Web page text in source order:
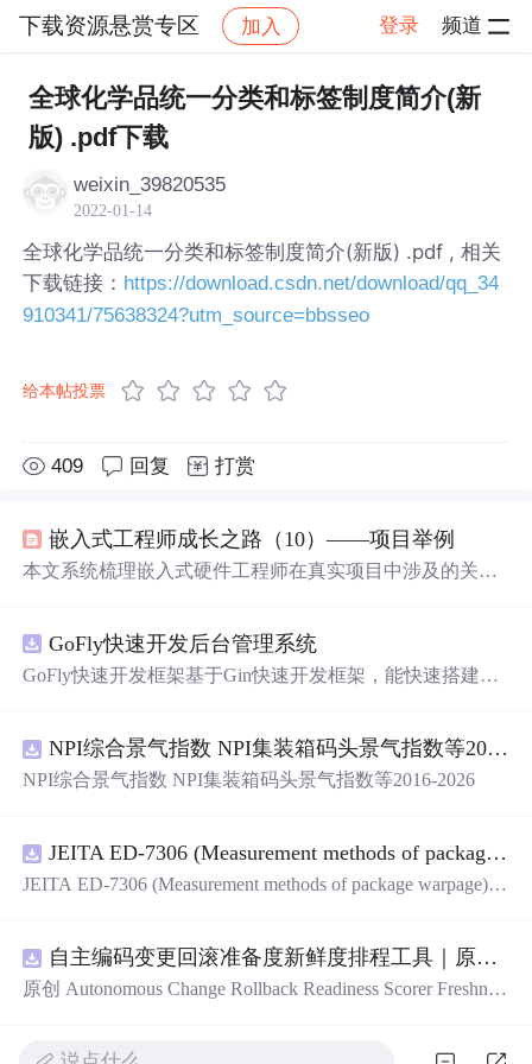
下载资源悬赏专区 加入 登录 频道
社区 下载资源悬赏专区 帖子详情
全球化学品统一分类和标签制度简介(新
版) .pdf下载
weixin_39820535
2022-01-14
全球化学品统一分类和标签制度简介(新版) .pdf , 相关
下载链接： https://download.csdn.net/download/qq_34
910341/75638324?utm_source=bbsseo
给本帖投票
409 回复 打赏
嵌入式工程师成长之路（10）——项目举例
本文系统梳理嵌入式硬件工程师在真实项目中涉及的关键
地）、项目编号与铭牌管理，并重点呈现23个典型硬件项
目案例，包括STM32驱动舵机/平衡小车/云台追踪、Open
阻抗成像等前沿应用，突出工程落地性与技术深度。
GoFly快速开发后台管理系统
GoFly快速开发框架基于Gin快速开发框架，能快速搭建应
管理后台等。api文档管理并一键生成api接口代码，一键生
成 CRUD前后端代码丰富组件，基于 Gin和 Vue3的Arco D
大道至简思想，接口单层设计，开发简单，极易上手、代
码可读性和可维护性好、得益于Go优秀性能框架性能和并
发都很优秀、需要硬件资源很小。
NPI综合景气指数 NPI集装箱码头景气指数等2016-2026
NPI综合景气指数 NPI集装箱码头景气指数等2016-2026
JEITA ED-7306 (Measurement methods of package warpage).
JEITA ED-7306 (Measurement methods of package warpage).p
自主编码变更回滚准备度新鲜度排程工具｜原创源码+测试+离线报告
原创 Autonomous Change Rollback Readiness Scorer Freshnes